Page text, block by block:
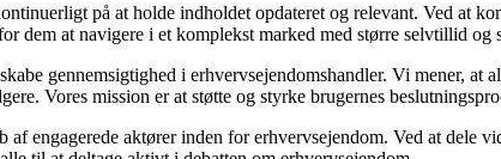
på at holde indholdet opdateret og relevant. Ved at
dem at navigere i et komplekst marked med større selvtillid og
gennemsigtighed i erhvervsejendomshandler. Vi mener,
Vores mission er at støtte og styrke brugernes
af engagerede aktører inden for erhvervsejendom. Ved at